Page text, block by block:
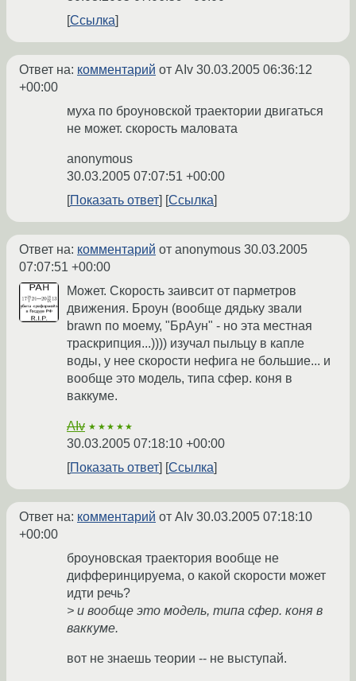
Ссылка
Ответ на: комментарий от AIv 30.03.2005 06:36:12
+00:00
муха по броуновской траектории двигаться
не может. скорость маловата
anonymous
30.03.2005 07:07:51 +00:00
Показать ответ
Ссылка
Ответ на: комментарий от anonymous 30.03.2005
07:07:51 +00:00
Может. Скорость заивсит от парметров
движения. Броун (вообще дядьку звали
brawn по моему, "БрАун" - но эта местная
траскрипция...)))) изучал пыльцу в капле
воды, у нее скорости нефига не большие... и
вообще это модель, типа сфер. коня в
ваккуме.
AIv ★★★★★
30.03.2005 07:18:10 +00:00
Показать ответ
Ссылка
Ответ на: комментарий от AIv 30.03.2005 07:18:10
+00:00
броуновская траектория вообще не
дифферинцируема, о какой скорости может
идти речь?
> и вообще это модель, типа сфер. коня в
ваккуме.
вот не знаешь теории -- не выступай.